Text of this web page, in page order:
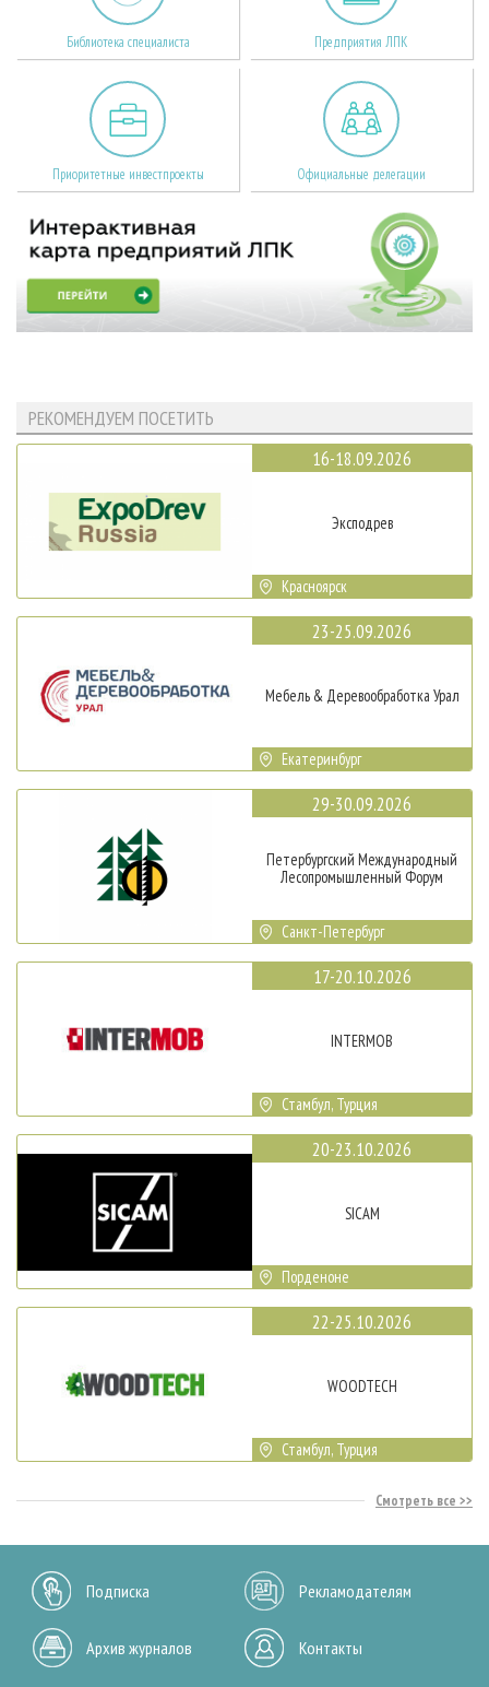
Библиотека специалиста Предприятия ЛПК
Приоритетные инвестпроекты Официальные делегации
РЕКОМЕНДУЕМ ПОСЕТИТЬ
16-18.09.2026
Эксподрев
Красноярск
23-25.09.2026
Мебель & Деревообработка Урал
Екатеринбург
29-30.09.2026
Петербургский Международный
Лесопромышленный Форум
Санкт-Петербург
17-20.10.2026
INTERMOB
Стамбул, Турция
20-23.10.2026
SICAM
Порденоне
22-25.10.2026
WOODTECH
Стамбул, Турция
Смотреть все
Подписка Рекламодателям
Архив журналов Контакты